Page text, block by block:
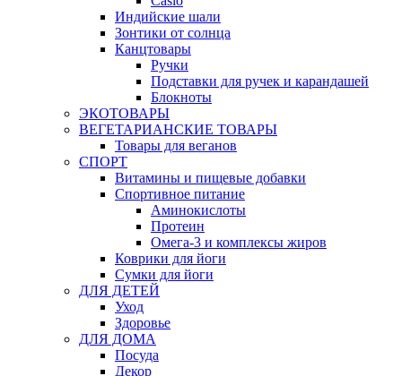
Индийские шали
Зонтики от солнца
Канцтовары
Ручки
Подставки для ручек и карандашей
Блокноты
ЭКОТОВАРЫ
ВЕГЕТАРИАНСКИЕ ТОВАРЫ
Товары для веганов
СПОРТ
Витамины и пищевые добавки
Спортивное питание
Аминокислоты
Протеин
Омега-3 и комплексы жиров
Коврики для йоги
Сумки для йоги
ДЛЯ ДЕТЕЙ
Уход
Здоровье
ДЛЯ ДОМА
Посуда
Декор